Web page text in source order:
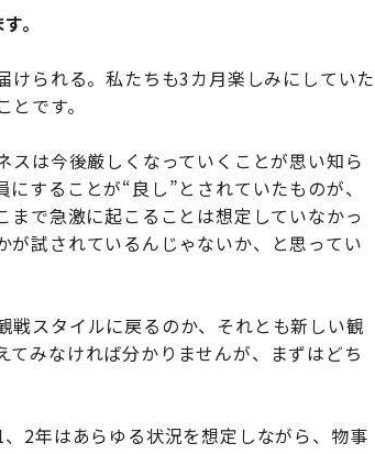
。
けられる。私たちも3カ月楽しみにしていた
です。
は今後厳しくなっていくことが思い知ら
することが“良し”とされていたものが、
で急激に起こることは想定していなかっ
試されているんじゃないか、と思ってい
スタイルに戻るのか、それとも新しい観
みなければ分かりませんが、まずはどち
2年はあらゆる状況を想定しながら、物事